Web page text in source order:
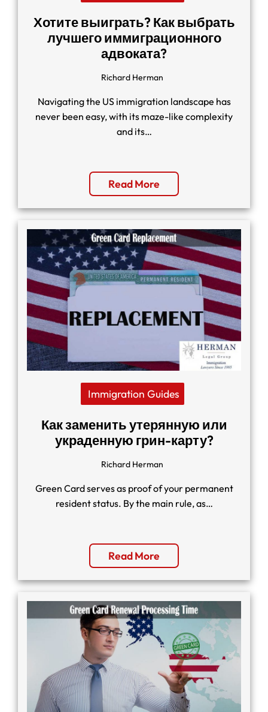
Хотите выиграть? Как выбрать
лучшего иммиграционного
адвоката?
Richard Herman
Navigating the US immigration landscape has
never been easy, with its maze-like complexity
and its…
Read More
Immigration Guides
Как заменить утерянную или
украденную грин-карту?
Richard Herman
Green Card serves as proof of your permanent
resident status. By the main rule, as…
Read More